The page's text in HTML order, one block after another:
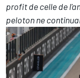
profit de celle de
peloton ne